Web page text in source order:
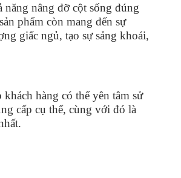
nâng đỡ cột sống đúng
phẩm còn mang đến sự
giấc ngủ, tạo sự sảng khoái,
hàng có thể yên tâm sử
cấp cụ thể, cùng với đó là